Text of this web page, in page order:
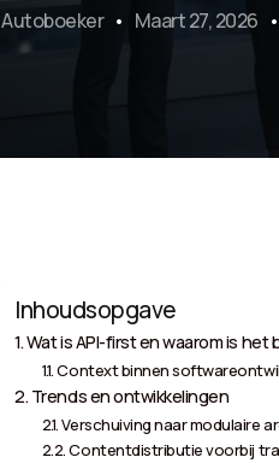
Autoboeker Maart 27, 2026
Inhoudsopgave
Wat is API-first en waarom is
Context binnen
Trends en ontwikkelingen
Verschuiving naar modulaire
Contentdistributie voorbij